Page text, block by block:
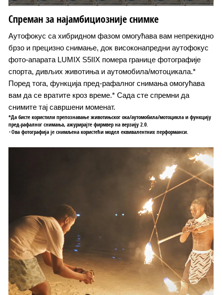
Спреман за најамбициозније снимке
Аутофокус са хибридном фазом омогућава вам непрекидно
брзо и прецизно снимање, док високонапредни аутофокус
фото-апарата LUMIX S5IIX помера границе фотографије
спорта, дивљих животиња и аутомобила/мотоцикала.*
Поред тога, функција пред-рафалног снимања омогућава
вам да се вратите кроз време.* Сада сте спремни да
снимите тај савршени моменат.
*Да бисте користили препознавање животињског ока/аутомобила/мотоцикла и функцију
пред-рафалног снимања, ажурирајте фирмвер на верзију 2.0.
･Ова фотографија је снимљена користећи модел еквивалентних перформанси.